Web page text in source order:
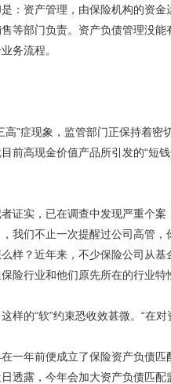
资产管理，由保险机构的资金
等部门负责。资产负债管理没
务流程。
”症现象，监管部门正保持着密
前高现金价值产品所引发的“短
实，已在调查中发现严重个案
我们不止一次提醒过公司高管
样？近年来，不少保险公司从
险行业和他们原先所在的行业
的“软”约束恐收效甚微。“在对
年前便成立了保险资产负债匹
透露，今年会加大资产负债匹